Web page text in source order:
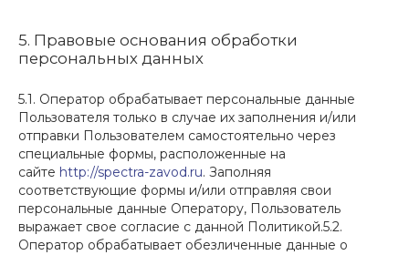
5. Правовые основания обработки
персональных данных
5.1. Оператор обрабатывает персональные данные
Пользователя только в случае их заполнения и/или
отправки Пользователем самостоятельно через
специальные формы, расположенные на
сайте http://spectra-zavod.ru. Заполняя
соответствующие формы и/или отправляя свои
персональные данные Оператору, Пользователь
выражает свое согласие с данной Политикой.5.2.
Оператор обрабатывает обезличенные данные о